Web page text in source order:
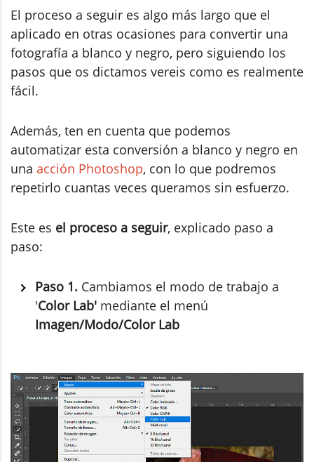
El proceso a seguir es algo más largo que el
aplicado en otras ocasiones para convertir una
fotografía a blanco y negro, pero siguiendo los
pasos que os dictamos vereis como es realmente
fácil.
Además, ten en cuenta que podemos
automatizar esta conversión a blanco y negro en
una acción Photoshop, con lo que podremos
repetirlo cuantas veces queramos sin esfuerzo.
Este es el proceso a seguir, explicado paso a
paso:
Paso 1. Cambiamos el modo de trabajo a
'Color Lab' mediante el menú
Imagen/Modo/Color Lab